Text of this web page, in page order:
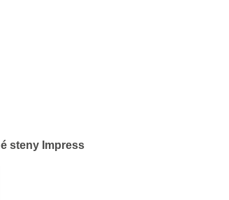
steny Impress